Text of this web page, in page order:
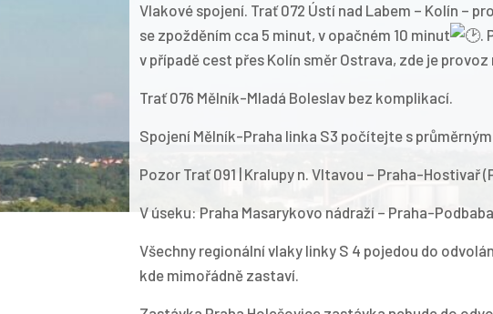
Vlakové spojení. Trať 072 Ústí nad Labem – Kolín –
se zpožděním cca 5 minut, v opačném 10 minut
.
v případě cest přes Kolín směr Ostrava, zde je provoz
Trať 076 Mělník-Mladá Boleslav bez komplikací.
Spojení Mělník-Praha linka S3 počítejte s
Pozor Trať 091 | Kralupy n. Vltavou – Praha-Hostivař
V úseku: Praha Masarykovo nádraží – Praha-
Všechny regionální vlaky linky S 4 pojedou do
kde mimořádně zastaví.